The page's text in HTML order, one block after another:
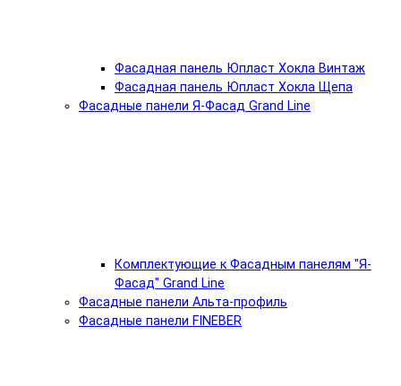
Фасадная панель Юпласт Хокла Винтаж
Фасадная панель Юпласт Хокла Щепа
Фасадные панели Я-Фасад Grand Line
Комплектующие к Фасадным панелям "Я-
Фасад" Grand Line
Фасадные панели Альта-профиль
Фасадные панели FINEBER